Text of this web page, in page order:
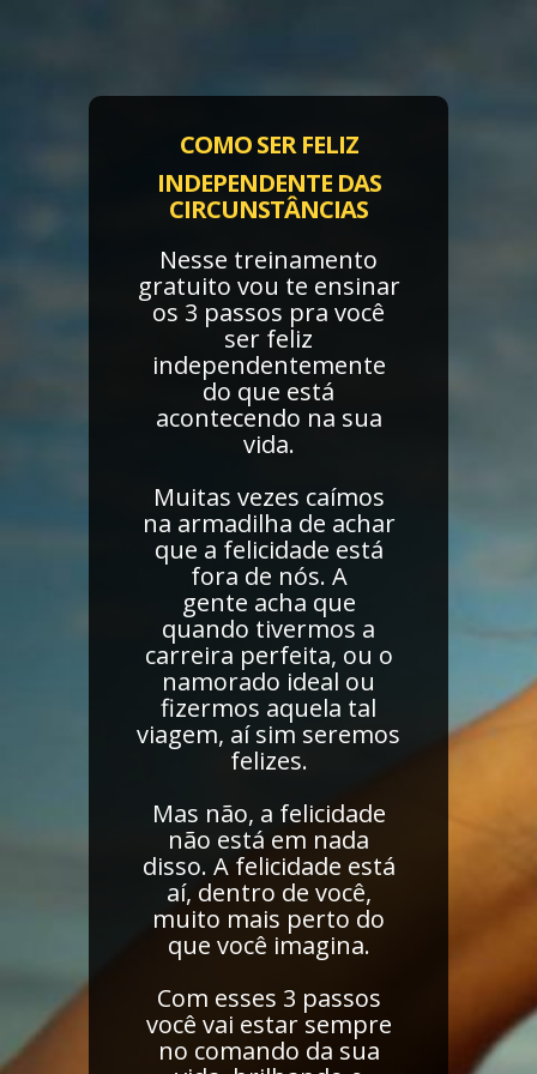
COMO SER FELIZ
INDEPENDENTE DAS
CIRCUNSTÂNCIAS
Nesse treinamento
gratuito vou te ensinar
os 3 passos pra você
ser feliz
independentemente
do que está
acontecendo na sua
vida.
Muitas vezes caímos
na armadilha de achar
que a felicidade está
fora de nós. A
gente acha que
quando tivermos a
carreira perfeita, ou o
namorado ideal ou
fizermos aquela tal
viagem, aí sim seremos
felizes.
Mas não, a felicidade
não está em nada
disso. A felicidade está
aí, dentro de você,
muito mais perto do
que você imagina.
Com esses 3 passos
você vai estar sempre
no comando da sua